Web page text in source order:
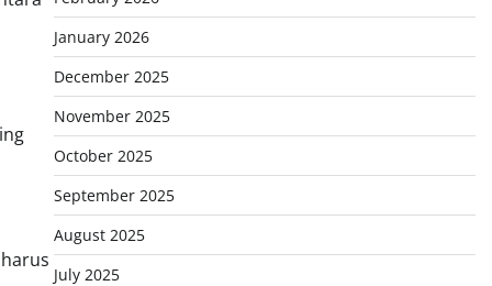
January 2026
December 2025
November 2025
October 2025
September 2025
August 2025
July 2025